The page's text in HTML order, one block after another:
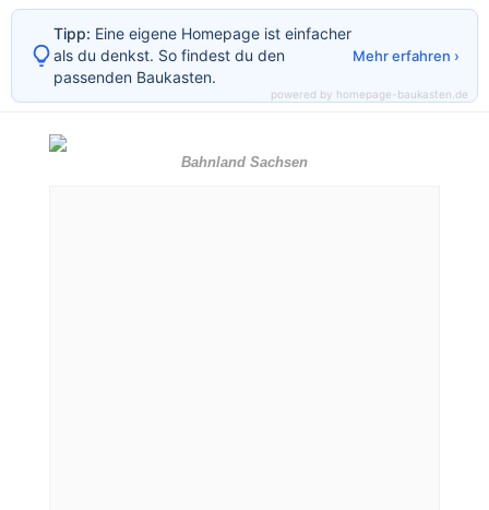
Bahnland Sachsen
Tipp: Eine eigene Homepage ist einfacher
als du denkst. So findest du den
passenden Baukasten.
Mehr erfahren ›
powered by homepage-baukasten.de